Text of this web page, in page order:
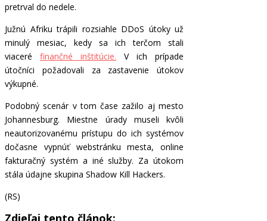
pretrval do nedele.
Južnú Afriku trápili rozsiahle DDoS útoky už
minulý mesiac, kedy sa ich terčom stali
viaceré finančné inštitúcie. V ich prípade
útočníci požadovali za zastavenie útokov
výkupné.
Podobný scenár v tom čase zažilo aj mesto
Johannesburg. Miestne úrady museli kvôli
neautorizovanému prístupu do ich systémov
dočasne vypnúť webstránku mesta, online
fakturačný systém a iné služby. Za útokom
stála údajne skupina Shadow Kill Hackers.
(RS)
Zdieľaj tento článok: